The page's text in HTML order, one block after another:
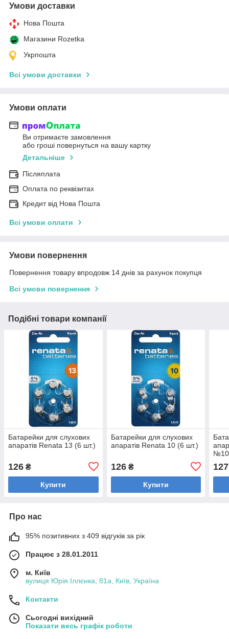
Умови доставки
Нова Пошта
Магазини Rozetka
Укрпошта
Всі умови доставки
Умови оплати
Ви отримаєте замовлення
або гроші повернуться на вашу картку
Детальніше
Післяплата
Оплата по реквізитах
Кредит від Нова Пошта
Всі умови оплати
Умови повернення
Повернення товару впродовж 14 днів за рахунок покупця
Всі умови повернення
Подібні товари компанії
Батарейки для слухових
апаратів Renata 13 (6 шт.)
126 ₴
Купити
Батарейки для слухових
апаратів Renata 10 (6 шт.)
126₴
Купити
№10
127
Про нас
95% позитивних з 409 відгуків за рік
Працює з 28.01.2011
м. Київ
вулиця Юрія Іллєнка, 81а, Київ, Україна
Контакти
Сьогодні вихідний
Показати весь графік роботи